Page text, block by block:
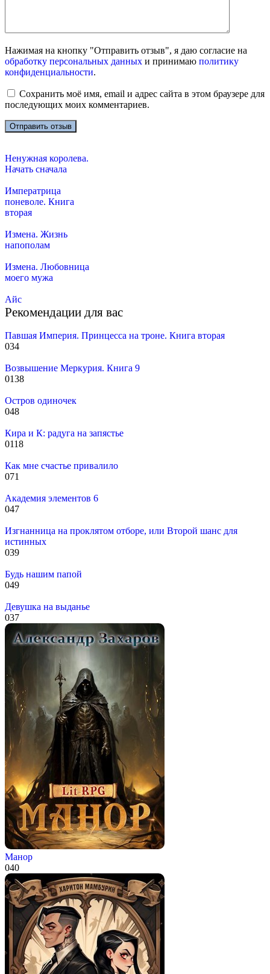
Нажимая на кнопку "Отправить отзыв", я даю согласие на
обработку персональных данных и принимаю политику
конфиденциальности.
Сохранить моё имя, email и адрес сайта в этом браузере для
последующих моих комментариев.
Ненужная королева.
Начать сначала
Императрица
поневоле. Книга
вторая
Измена. Жизнь
напополам
Измена. Любовница
моего мужа
Айс
Рекомендации для вас
Павшая Империя. Принцесса на троне. Книга вторая
034
Возвышение Меркурия. Книга 9
0138
Остров одиночек
048
Кира и К: радуга на запястье
0118
Как мне счастье привалило
071
Академия элементов 6
047
Изгнанница на проклятом отборе, или Второй шанс для
истинных
039
Будь нашим папой
049
Девушка на выданье
037
Манор
040